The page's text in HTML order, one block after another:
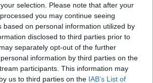
selection. Please note that after your
you may continue seeing
based on personal information utilized by
disclosed to third parties prior to
separately opt-out of the further
information by third parties on the
participants. This information may
us to third parties on the IAB’s List of
A Gambit harci drón új korszakot
nyit a légi hadviselésben
| 2022.03.07 18:52
Itt az orosz lopakodó hadihajó-
tengeralattjáró hibrid
| 2022.02.12 18:11